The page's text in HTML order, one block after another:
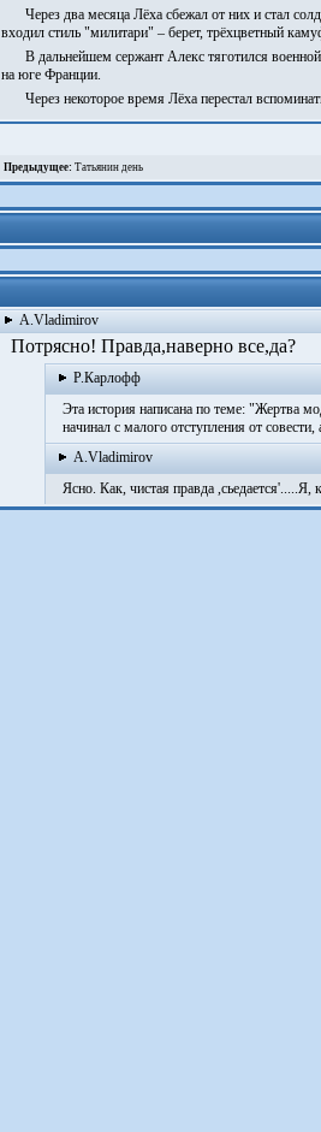
Через два месяца Лёха сбежал от них и стал
входил стиль "милитари" – берет, трёхцветный
В дальнейшем сержант Алекс тяготился
на юге Франции.
Через некоторое время Лёха перестал
Предыдущее: Татьянин день
A.Vladimirov
Потрясно! Правда,наверно все,да?
Р.Карлофф
Эта история написана по теме: "Жертва
начинал с малого отступления от
A.Vladimirov
Ясно. Как, чистая правда ,сьедается'.....Я,